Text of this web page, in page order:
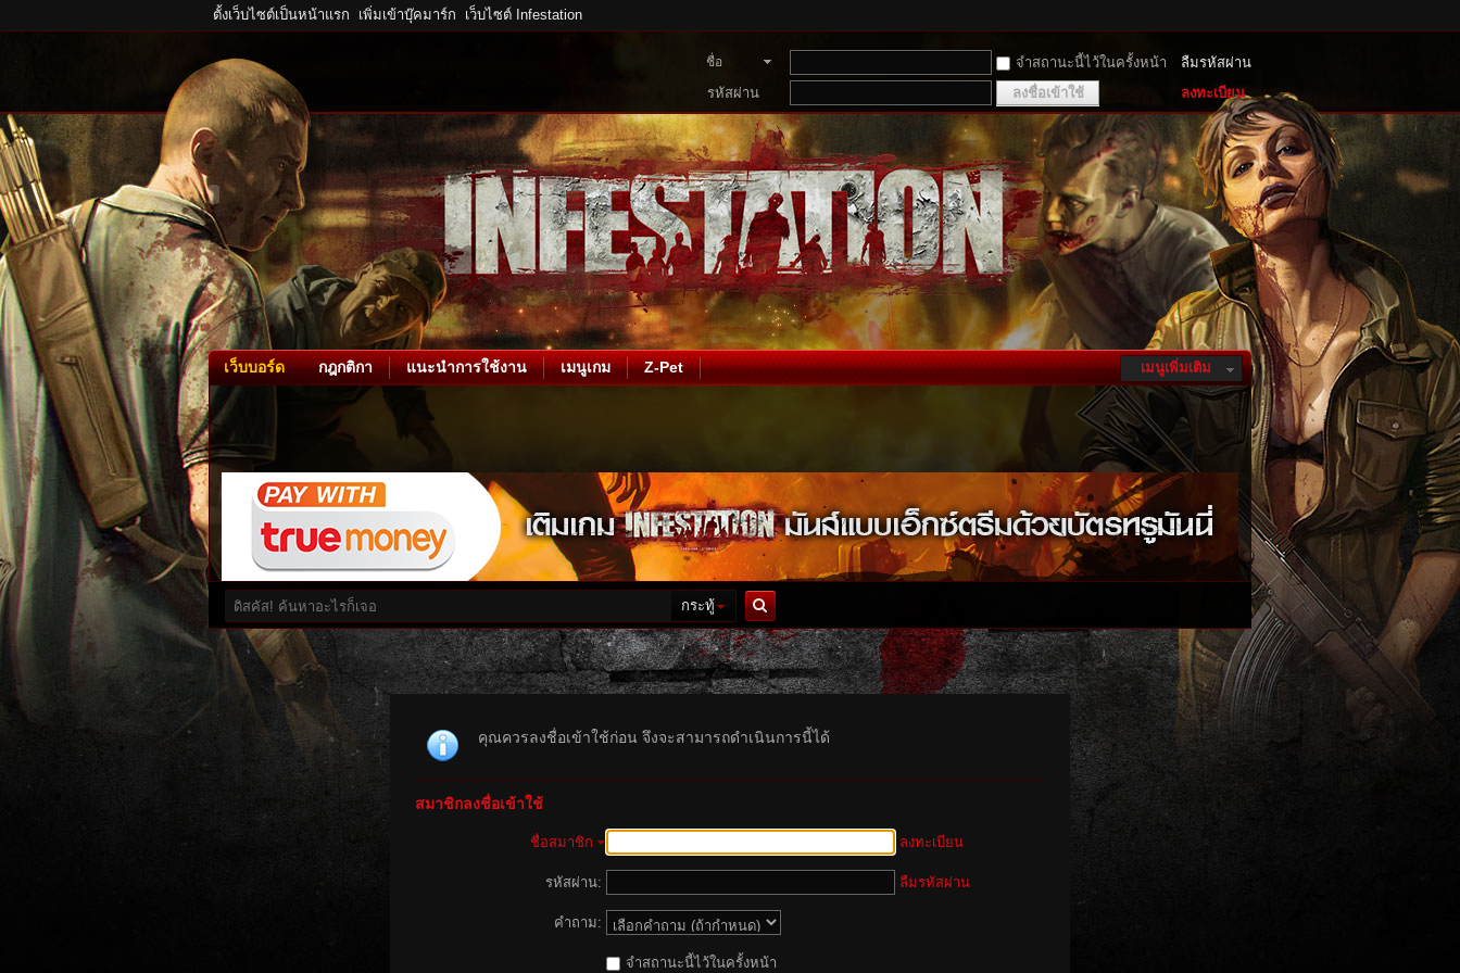
ตั้งเว็บไซต์เป็นหน้าแรก เพิ่มเข้าบุ๊คมาร์ก เว็บไซต์ Infestation
ชื่อ
สมาชิก
จำสถานะนี้ไว้ในครั้งหน้า
ลืมรหัสผ่าน
รหัสผ่าน
ลงชื่อเข้าใช้ ลงทะเบียน
เมนูเพิ่มเติม
เว็บบอร์ด กฎกติกา แนะนำการใช้งาน เมนูเกม Z-Pet
กระทู้
ค้นหา
คุณควรลงชื่อเข้าใช้ก่อน จึงจะสามารถดำเนินการนี้ได้
สมาชิกลงชื่อเข้าใช้
ชื่อสมาชิก ลงทะเบียน
รหัสผ่าน: ลืมรหัสผ่าน
คำถาม:
จำสถานะนี้ไว้ในครั้งหน้า